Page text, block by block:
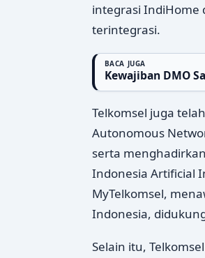
integrasi IndiHome
terintegrasi.
BACA JUGA
Kewajiban DMO
Telkomsel juga
Autonomous
serta
Indonesia Artificial
MyTelkomsel,
Indonesia,
Selain itu,